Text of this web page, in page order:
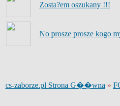
Zosta?em oszukany !!!
No prosze prosze kogo
cs-zaborze.pl Strona G��wna »